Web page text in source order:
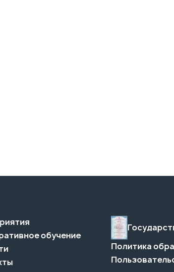
обучение
Политика